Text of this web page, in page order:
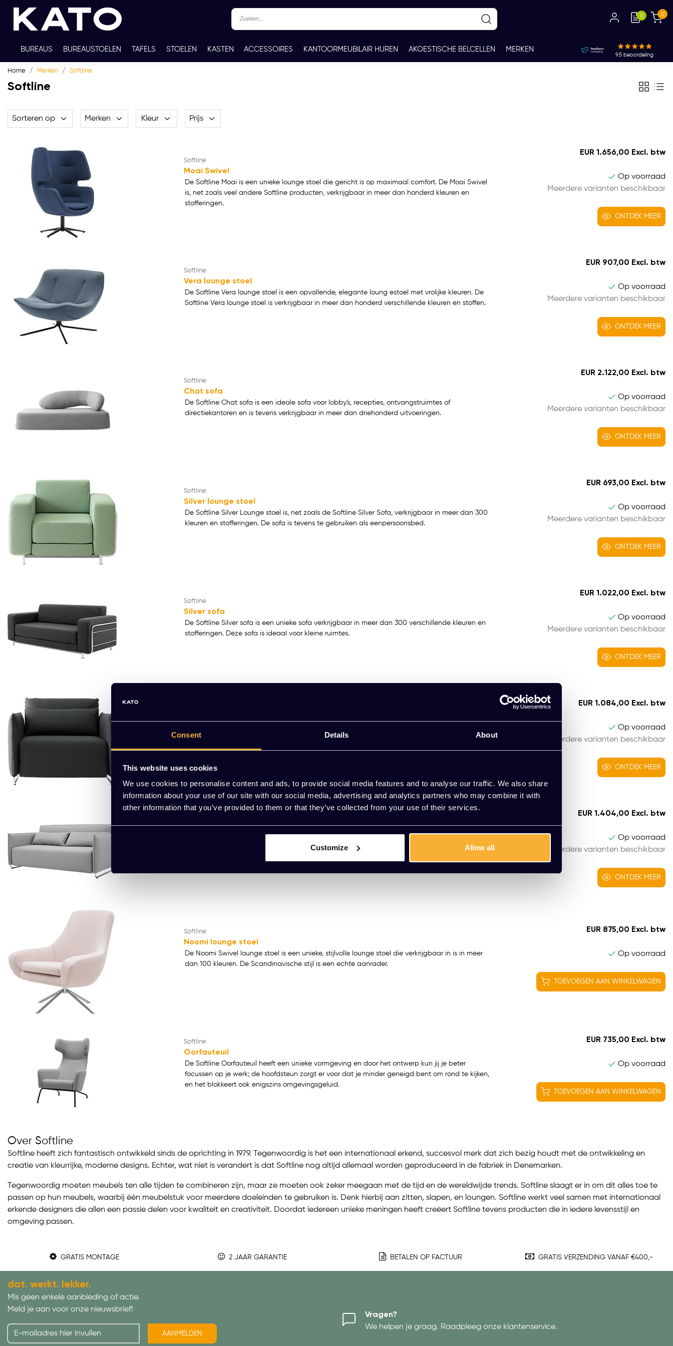
Consent Details About
This website uses cookies
We use cookies to personalise content and ads, to provide social media features and to analyse our traffic. We also share
information about your use of our site with our social media, advertising and analytics partners who may combine it with
other information that you’ve provided to them or that they’ve collected from your use of their services.
Customize Allow all
0 0
BUREAUS BUREAUSTOELEN TAFELS STOELEN KASTEN ACCESSOIRES KANTOORMEUBILAIR HUREN AKOESTISCHE BELCELLEN MERKEN
TWEEDEHANDS THUISWERKPLEKKEN
9.5 beoordeling
Home Merken Softline
Softline
Sorteren op Merken Kleur Prijs
Softline
Moai Swivel
De Softline Moai is een unieke lounge stoel die gericht is op maximaal comfort. De Moai Swivel
is, net zoals veel andere Softline producten, verkrijgbaar in meer dan honderd kleuren en
stofferingen.
EUR 1.656,00 Excl. btw
Op voorraad
Meerdere varianten beschikbaar
ONTDEK MEER
Softline
Vera lounge stoel
De Softline Vera lounge stoel is een opvallende, elegante loung estoel met vrolijke kleuren. De
Softline Vera lounge stoel is verkrijgbaar in meer dan honderd verschillende kleuren en stoffen.
EUR 907,00 Excl. btw
Op voorraad
Meerdere varianten beschikbaar
ONTDEK MEER
Softline
Chat sofa
De Softline Chat sofa is een ideale sofa voor lobby's, recepties, ontvangstruimtes of
directiekantoren en is tevens verkrijgbaar in meer dan driehonderd uitvoeringen.
EUR 2.122,00 Excl. btw
Op voorraad
Meerdere varianten beschikbaar
ONTDEK MEER
Softline
Silver lounge stoel
De Softline Silver Lounge stoel is, net zoals de Softline Silver Sofa, verkrijgbaar in meer dan 300
kleuren en stofferingen. De sofa is tevens te gebruiken als eenpersoonsbed.
EUR 693,00 Excl. btw
Op voorraad
Meerdere varianten beschikbaar
ONTDEK MEER
Softline
Silver sofa
De Softline Silver sofa is een unieke sofa verkrijgbaar in meer dan 300 verschillende kleuren en
stofferingen. Deze sofa is ideaal voor kleine ruimtes.
EUR 1.022,00 Excl. btw
Op voorraad
Meerdere varianten beschikbaar
ONTDEK MEER
Cord lounge stoel
De Softline Cord lounge stoel is net zo stijlvol en uniek als de Softline Cord sofa. Beide
EUR 1.084,00 Excl. btw
Op voorraad
Meerdere varianten beschikbaar
ONTDEK MEER
De Softline Cord sofa is een multifunctionele bank die zowel als bank en tweepersoonsbed
EUR 1.404,00 Excl. btw
Op voorraad
Meerdere varianten beschikbaar
ONTDEK MEER
Softline
Noomi lounge stoel
De Noomi Swivel lounge stoel is een unieke, stijlvolle lounge stoel die verkrijgbaar in is in meer
dan 100 kleuren. De Scandinavische stijl is een echte aanrader.
EUR 875,00 Excl. btw
Op voorraad
TOEVOEGEN AAN WINKELWAGEN
Softline
Oorfauteuil
De Softline Oorfauteuil heeft een unieke vormgeving en door het ontwerp kun jij je beter
focussen op je werk; de hoofdsteun zorgt er voor dat je minder geneigd bent om rond te kijken,
en het blokkeert ook enigszins omgevingsgeluid.
EUR 735,00 Excl. btw
Op voorraad
TOEVOEGEN AAN WINKELWAGEN
Over Softline
Softline heeft zich fantastisch ontwikkeld sinds de oprichting in 1979. Tegenwoordig is het een internationaal erkend, succesvol merk dat zich bezig houdt met de ontwikkeling en
creatie van kleurrijke, moderne designs. Echter, wat niet is verandert is dat Softline nog altijd allemaal worden geproduceerd in de fabriek in Denemarken.
Tegenwoordig moeten meubels ten alle tijden te combineren zijn, maar ze moeten ook zeker meegaan met de tijd en de wereldwijde trends. Softline slaagt er in om dit alles toe te
passen op hun meubels, waarbij één meubelstuk voor meerdere doeleinden te gebruiken is. Denk hierbij aan zitten, slapen, en loungen. Softline werkt veel samen met internationaal
erkende designers die allen een passie delen voor kwaliteit en creativiteit. Doordat iedereen unieke meningen heeft creëert Softline tevens producten die in iedere levensstijl en
omgeving passen.
GRATIS MONTAGE 2 JAAR GARANTIE BETALEN OP FACTUUR GRATIS VERZENDING VANAF €400,-
dat. werkt. lekker.
Mis geen enkele aanbieding of actie.
Meld je aan voor onze nieuwsbrief!
AANMELDEN
Vragen?
We helpen je graag. Raadpleeg onze klantenservice.